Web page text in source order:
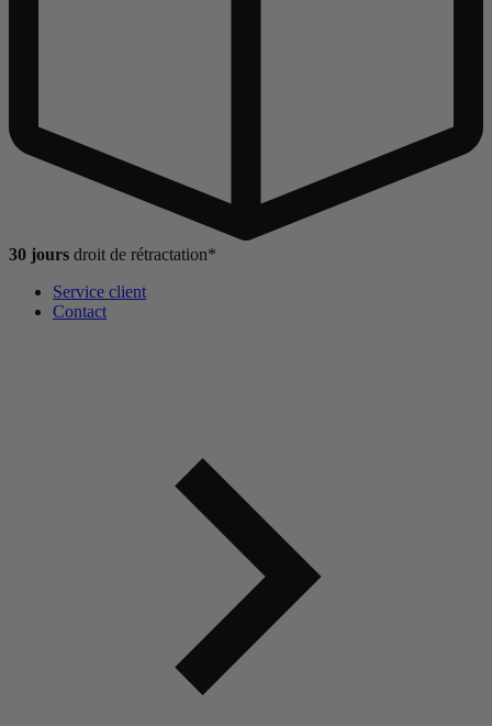
30 jours droit de rétractation*
Service client
Contact